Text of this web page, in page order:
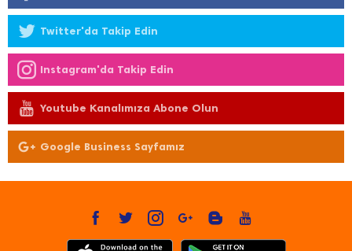
Twitter'da Takip Edin
Instagram'da Takip Edin
Youtube Kanalımıza Abone Olun
Google Business Sayfamız